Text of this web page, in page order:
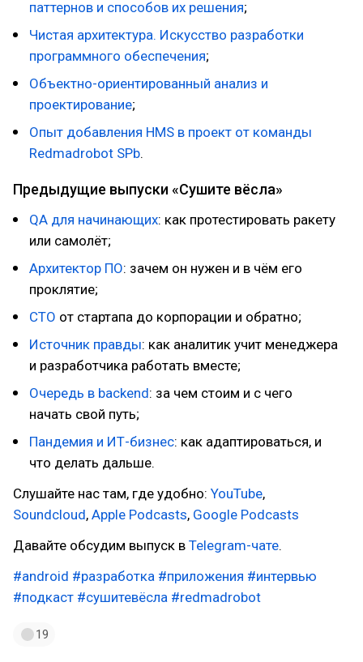
паттернов и способов их решения;
Чистая архитектура. Искусство разработки
программного обеспечения;
Объектно-ориентированный анализ и
проектирование;
Опыт добавления HMS в проект от команды
Redmadrobot SPb.
Предыдущие выпуски «Сушите вёсла»
QA для начинающих: как протестировать ракету
или самолёт;
Архитектор ПО: зачем он нужен и в чём его
проклятие;
CTO от стартапа до корпорации и обратно;
Источник правды: как аналитик учит менеджера
и разработчика работать вместе;
Очередь в backend: за чем стоим и с чего
начать свой путь;
Пандемия и ИТ-бизнес: как адаптироваться, и
что делать дальше.
Слушайте нас там, где удобно: YouTube,
Soundcloud, Apple Podcasts, Google Podcasts
Давайте обсудим выпуск в Telegram-чате.
#android #разработка #приложения #интервью
#подкаст #сушитевёсла #redmadrobot
19